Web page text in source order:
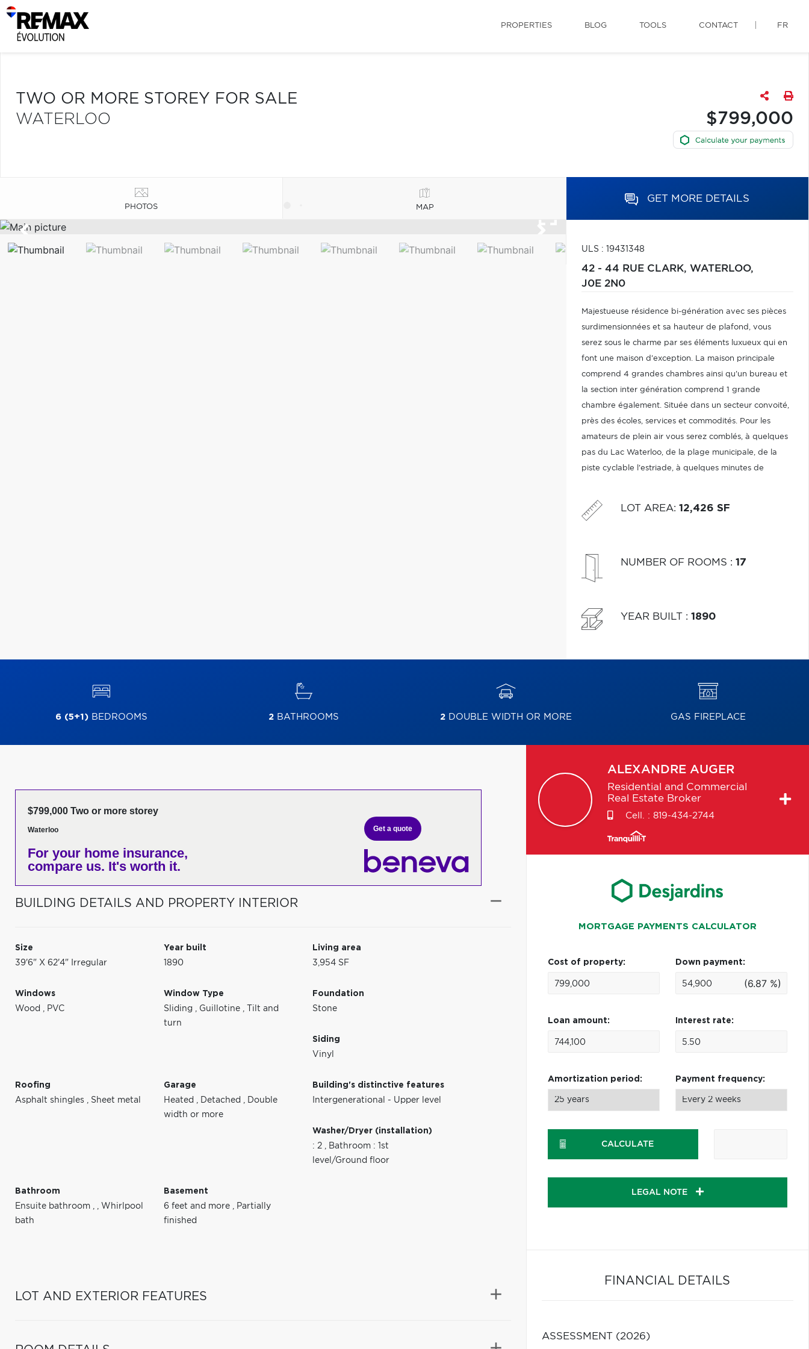
PROPERTIES BLOG TOOLS CONTACT FR
TWO OR MORE STOREY FOR SALE
WATERLOO
$799,000
PHOTOS MAP
GET MORE DETAILS
ULS : 19431348
42 - 44 RUE CLARK, WATERLOO,
J0E 2N0
Majestueuse résidence bi-génération avec ses pièces
surdimensionnées et sa hauteur de plafond, vous
serez sous le charme par ses éléments luxueux qui en
font une maison d'exception. La maison principale
comprend 4 grandes chambres ainsi qu'un bureau et
la section inter génération comprend 1 grande
chambre également. Située dans un secteur convoité,
près des écoles, services et commodités. Pour les
amateurs de plein air vous serez comblés, à quelques
pas du Lac Waterloo, de la plage municipale, de la
piste cyclable l'estriade, à quelques minutes de
LOT AREA: 12,426 SF
NUMBER OF ROOMS : 17
YEAR BUILT : 1890
6 (5+1)BEDROOMS 2BATHROOMS 2DOUBLE WIDTH OR MORE GAS FIREPLACE
$799,000 Two or more storey
Waterloo
For your home insurance,
compare us. It's worth it.
Get a quote
BUILDING DETAILS AND PROPERTY INTERIOR
Size
39'6" X 62'4" Irregular
Year built
1890
Living area
3,954 SF
Windows
Wood , PVC
Window Type
Sliding , Guillotine ,
Tilt and
turn
Foundation
Stone
Siding
Vinyl
Roofing
Asphalt shingles , Sheet metal
Garage
Heated , Detached , Double
width or more
Building's distinctive features
Intergenerational - Upper level
Washer/Dryer (installation)
: 2 , Bathroom : 1st
level/Ground floor
Bathroom
Ensuite bathroom , , Whirlpool
bath
Basement
6 feet and more , Partially
finished
LOT AND EXTERIOR FEATURES
ALEXANDRE AUGER
Residential and Commercial
Real Estate Broker
Cell. : 819-434-2744
MORTGAGE PAYMENTS CALCULATOR
Cost of property: Down payment:
(6.87 %)
Loan amount: Interest rate:
Amortization period: Payment frequency:
CALCULATE
LEGAL NOTE
FINANCIAL DETAILS
ASSESSMENT (2026)